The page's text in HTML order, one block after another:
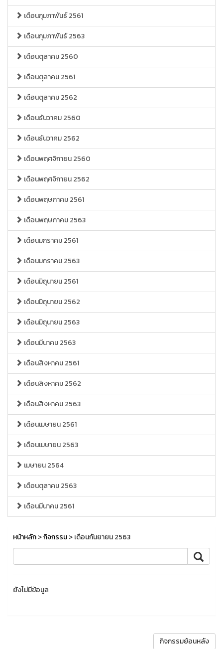
เดือนกุมภาพันธ์ 2561
เดือนกุมภาพันธ์ 2563
เดือนตุลาคม 2560
เดือนตุลาคม 2561
เดือนตุลาคม 2562
เดือนธันวาคม 2560
เดือนธันวาคม 2562
เดือนพฤศจิกายน 2560
เดือนพฤศจิกายน 2562
เดือนพฤษภาคม 2561
เดือนพฤษภาคม 2563
เดือนมกราคม 2561
เดือนมกราคม 2563
เดือนมิถุนายน 2561
เดือนมิถุนายน 2562
เดือนมิถุนายน 2563
เดือนมีนาคม 2563
เดือนสิงหาคม 2561
เดือนสิงหาคม 2562
เดือนสิงหาคม 2563
เดือนเมษายน 2561
เดือนเมษายน 2563
เมษายน 2564
เดือนตุลาคม 2563
เดือนมีนาคม 2561
หน้าหลัก>กิจกรรม> เดือนกันยายน 2563
ยังไม่มีข้อมูล
กิจกรรมย้อนหลัง